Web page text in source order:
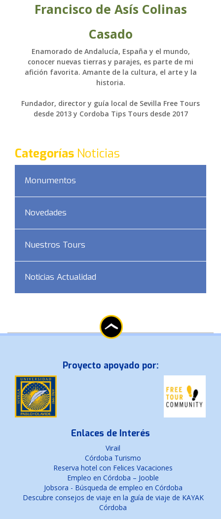
Francisco de Asís Colinas
Casado
Enamorado de Andalucía, España y el mundo,
conocer nuevas tierras y parajes, es parte de mi
afición favorita. Amante de la cultura, el arte y la
historia.
Fundador, director y guía local de Sevilla Free Tours
desde 2013 y Cordoba Tips Tours desde 2017
Categorías Noticias
Monumentos
Novedades
Nuestros Tours
Noticias Actualidad
Proyecto apoyado por:
Enlaces de Interés
Virail
Córdoba Turismo
Reserva hotel con Felices Vacaciones
Empleo en Córdoba – Jooble
Jobsora - Búsqueda de empleo en Córdoba
Descubre consejos de viaje en la guía de viaje de KAYAK
Córdoba